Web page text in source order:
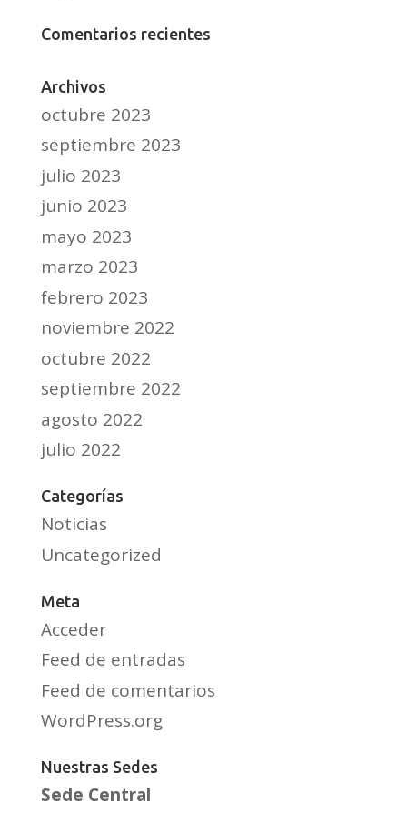
Comentarios recientes
Archivos
octubre 2023
septiembre 2023
julio 2023
junio 2023
mayo 2023
marzo 2023
febrero 2023
noviembre 2022
octubre 2022
septiembre 2022
agosto 2022
julio 2022
Categorías
Noticias
Uncategorized
Meta
Acceder
Feed de entradas
Feed de comentarios
WordPress.org
Nuestras Sedes
Sede Central